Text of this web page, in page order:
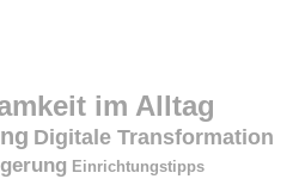
im Alltag
Digitale Transformation
Einrichtungstipps